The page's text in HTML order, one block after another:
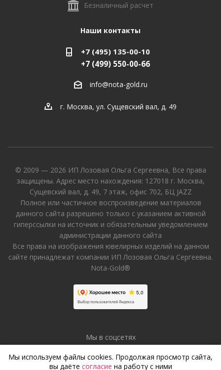
Безналичный расчет
Наши контакты
+7 (495) 135-00-10
+7 (499) 550-00-66
info@nota-gold.ru
г. Москва, ул. Сущевский вал, д. 49
© 2009 — 2026 ИП Лозовая Ольга Сергеевна, Все права
защищены. Адрес место нахождения: 127018 г. Москва,
Сущевский вал, д. 49, 7 этаж, офис 702, БЦ JAZZ
Полное или частичное воспроизведение материалов
данного сайта разрешено только с указанием активной
гиперссылки на источник и обязательным уведомлением
администрации данного сайта
Все права на изображения ювелирных изделий на данном
сайте принадлежат компании ИП Лозовая Ольга Сергеевна.
Nota-Gold®
Мы в соцсетях
Мы используем файлы cookies. Продолжая просмотр сайта,
вы даёте согласие на работу с ними